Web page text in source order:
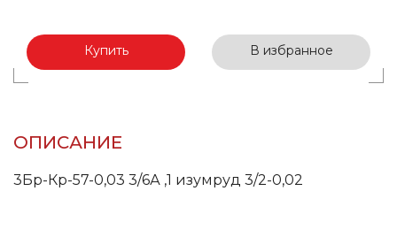
Купить В избранное
ОПИСАНИЕ
3Бр-Кр-57-0,03 3/6А ,1 изумруд 3/2-0,02